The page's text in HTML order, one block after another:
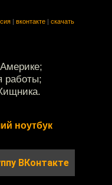
вконтакте скачать
работы;
ноутбук
ВКонтакте